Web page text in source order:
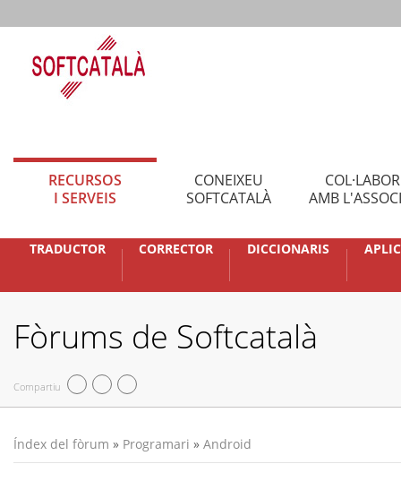
RECURSOS
I SERVEIS
CONEIXEU
SOFTCATALÀ
AMB
TRADUCTOR CORRECTOR DICCIONARIS
Fòrums de Softcatalà
Compartiu
Índex del fòrum » Programari » Android